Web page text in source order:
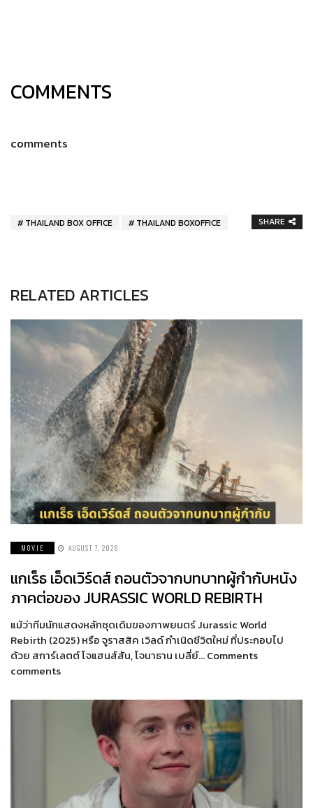
COMMENTS
comments
THAILAND BOX OFFICE THAILAND BOXOFFICE SHARE
RELATED ARTICLES
MOVIE AUGUST 7, 2026
แกเร็ธ เอ็ดเวิร์ดส์ ถอนตัวจากบทบาทผู้กำกับหนัง
ภาคต่อของ JURASSIC WORLD REBIRTH
แม้ว่าทีมนักแสดงหลักชุดเดิมของภาพยนตร์ Jurassic World
Rebirth (2025) หรือ จูราสสิค เวิลด์ กำเนิดชีวิตใหม่ ที่ประกอบไป
ด้วย สการ์เลตต์ โจแฮนส์สัน, โจนาธาน เบลี่ย์… Comments
comments